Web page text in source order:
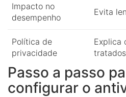
Impacto no
desempenho
Evita
Política de
privacidade
Explica
tratados
Passo a passo
configurar o